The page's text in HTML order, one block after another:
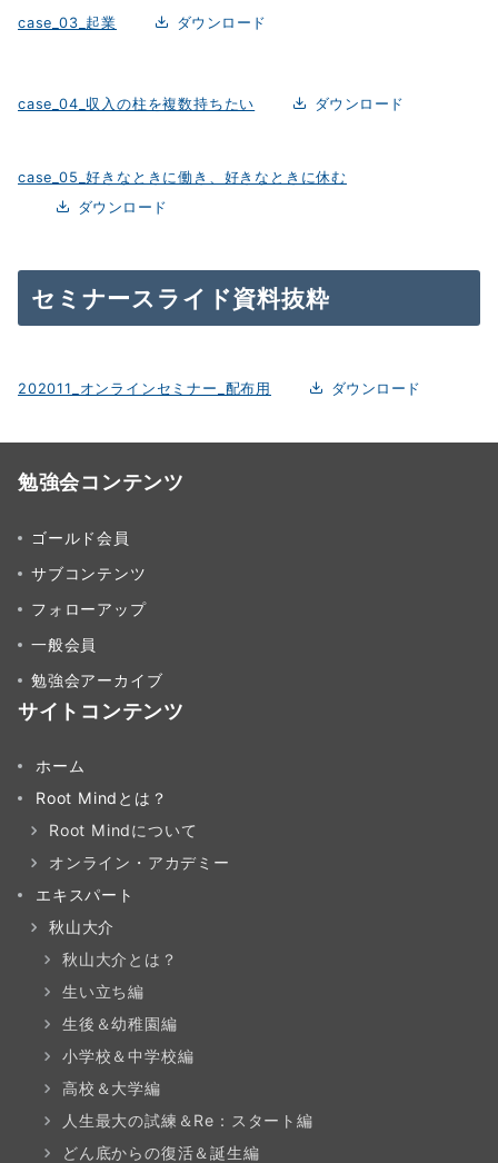
case_03_起業 ダウンロード
case_04_収入の柱を複数持ちたい ダウンロード
case_05_好きなときに働き、好きなときに休む
ダウンロード
セミナースライド資料抜粋
202011_オンラインセミナー_配布用 ダウンロード
勉強会コンテンツ
ゴールド会員
サブコンテンツ
フォローアップ
一般会員
勉強会アーカイブ
サイトコンテンツ
ホーム
Root Mindとは？
Root Mindについて
オンライン・アカデミー
エキスパート
秋山大介
秋山大介とは？
生い立ち編
生後＆幼稚園編
小学校＆中学校編
高校＆大学編
人生最大の試練＆Re：スタート編
どん底からの復活＆誕生編